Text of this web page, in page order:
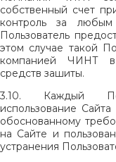
собственный счет
контроль за
Пользователь
этом случае такой
компанией ЧИНТ в
средств зашиты.
3.10. Каждый
использование
обоснованному
на Сайте и
устранения